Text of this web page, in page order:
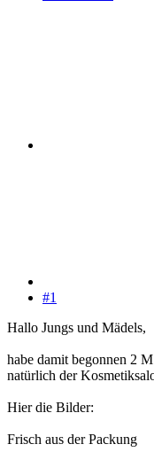
#1
Hallo Jungs und Mädels,
habe damit begonnen 2
natürlich der
Hier die Bilder:
Frisch aus der Packung